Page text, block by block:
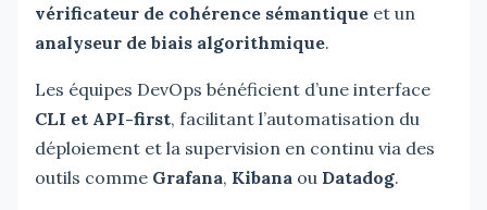
vérificateur de cohérence sémantique et un
analyseur de biais algorithmique.
Les équipes DevOps bénéficient d’une interface
CLI et API-first, facilitant l’automatisation du
déploiement et la supervision en continu via des
outils comme Grafana, Kibana ou Datadog.